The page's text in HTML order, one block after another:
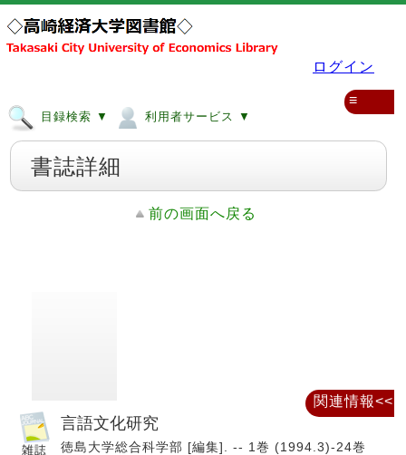
ログイン
目録検索 ▼ 利用者サービス ▼
≡
書誌詳細
前の画面へ戻る
言語文化研究
徳島大学総合科学部 [編集]. -- 1巻 (1994.3)-24巻
関連情報<<